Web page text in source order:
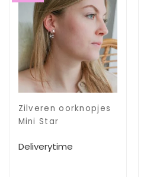
Zilveren oorknopjes
Mini Star
Deliverytime